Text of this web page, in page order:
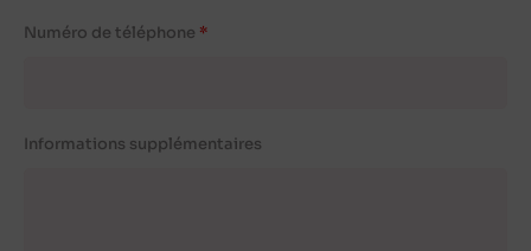
Numéro de téléphone
Informations supplémentaires